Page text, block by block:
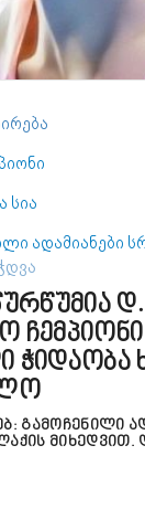
სია
ადამიანები
ჭიდაობა
გამოჩენილი